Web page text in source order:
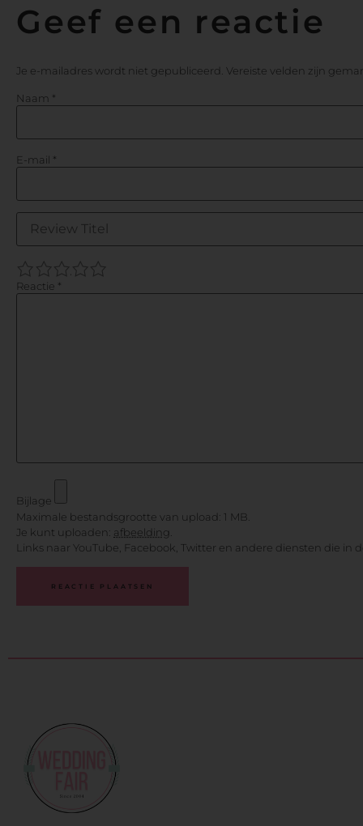
Geef een reactie
Je e-mailadres wordt niet gepubliceerd. Vereiste velden zijn
Naam *
E-mail *
5
4
3
2
Reactie *
Bijlage
Maximale bestandsgrootte van upload: 1 MB.
Je kunt uploaden: afbeelding
Links naar YouTube, Facebook, Twitter en andere diensten die